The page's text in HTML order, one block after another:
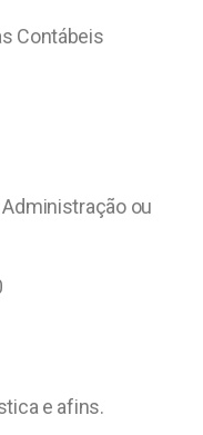
Contábeis
ou
e afins.